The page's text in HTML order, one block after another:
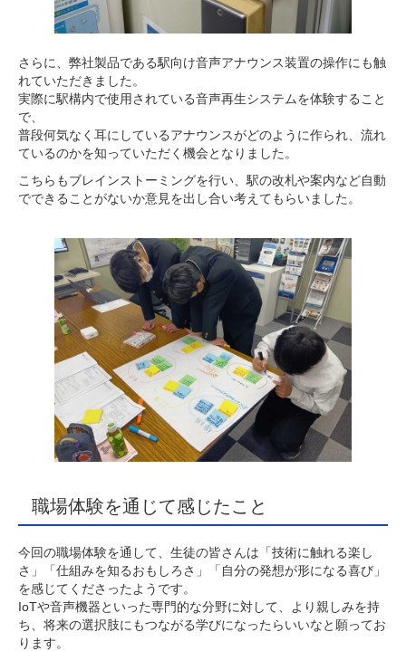
さらに、弊社製品である駅向け音声アナウンス装置の操作にも触
れていただきました。
実際に駅構内で使用されている音声再生システムを体験すること
で、
普段何気なく耳にしているアナウンスがどのように作られ、流れ
ているのかを知っていただく機会となりました。
こちらもブレインストーミングを行い、駅の改札や案内など自動
でできることがないか意見を出し合い考えてもらいました。
職場体験を通じて感じたこと
今回の職場体験を通して、生徒の皆さんは「技術に触れる楽し
さ」「仕組みを知るおもしろさ」「自分の発想が形になる喜び」
を感じてくださったようです。
IoTや音声機器といった専門的な分野に対して、より親しみを持
ち、将来の選択肢にもつながる学びになったらいいなと願ってお
ります。